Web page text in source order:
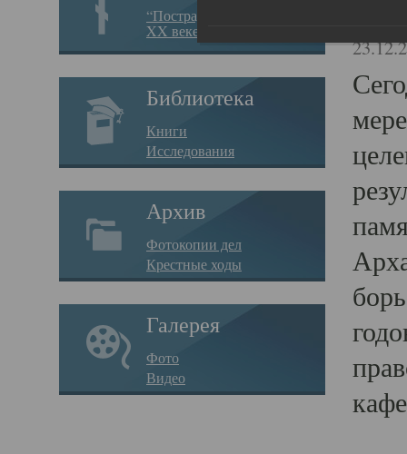
“Пострадавшие за веру в
XX веке на Севере”
Библиотека
Книги
Исследования
Архив
Фотокопии дел
Крестные ходы
Галерея
Фото
Видео